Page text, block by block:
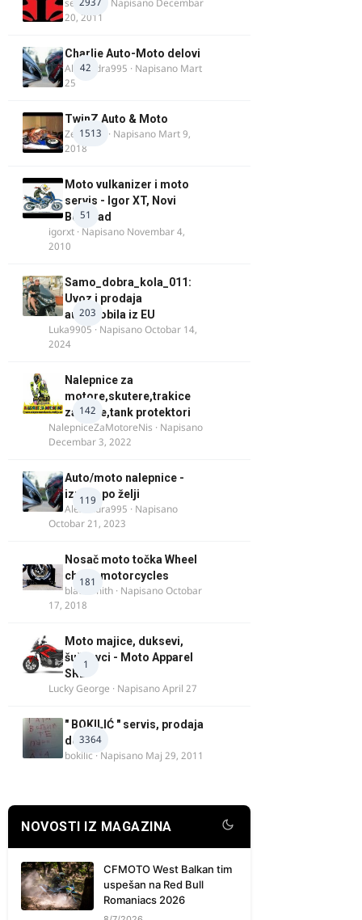
seba011 · Napisano Decembar
20, 2011
42
Charlie Auto-Moto delovi
Alexandra995 · Napisano Mart
25
1513
TwinZ Auto & Moto
Zeljkamp · Napisano Mart 9,
2018
51
Moto vulkanizer i moto
servis - Igor XT, Novi
Beograd
igorxt · Napisano Novembar 4,
2010
203
Samo_dobra_kola_011:
Uvoz i prodaja
automobila iz EU
Luka9905 · NapisanoOctobar 14,
2024
142
Nalepnice za
motore,skutere,trakice
za felne,tank protektori
NalepniceZaMotoreNis · Napisano
Decembar 3, 2022
119
Auto/moto nalepnice -
izrada po želji
Alexandra995 · Napisano
Octobar 21, 2023
181
Nosač moto točka Wheel
chock motorcycles
blacksmith · NapisanoOctobar
17, 2018
1
Moto majice, duksevi,
šuškavci - Moto Apparel
SRB
Lucky George · NapisanoApril 27
3364
" BOKILIĆ " servis, prodaja
delova
bokilic · Napisano Maj 29, 2011
NOVOSTI IZ MAGAZINA
CFMOTO West Balkan tim
uspešan na Red Bull
Romaniacs 2026